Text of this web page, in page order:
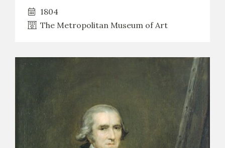
1804
The Metropolitan Museum of Art